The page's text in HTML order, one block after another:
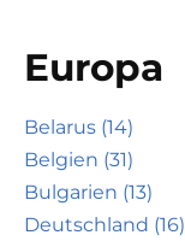
Europa
Belarus (14)
Belgien (31)
Bulgarien (13)
Deutschland (16)